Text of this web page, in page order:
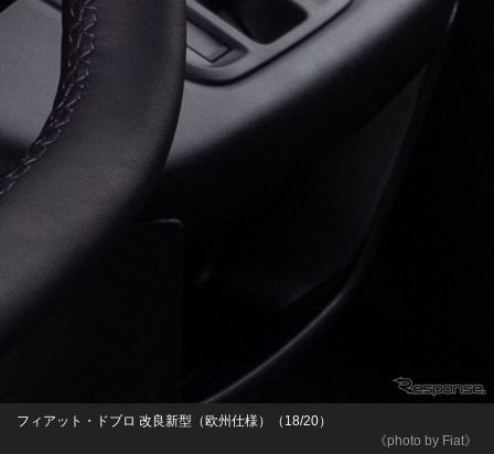
《photo by Fiat》
フィアット・ドブロ 改良新型（欧州仕様）（18/20）